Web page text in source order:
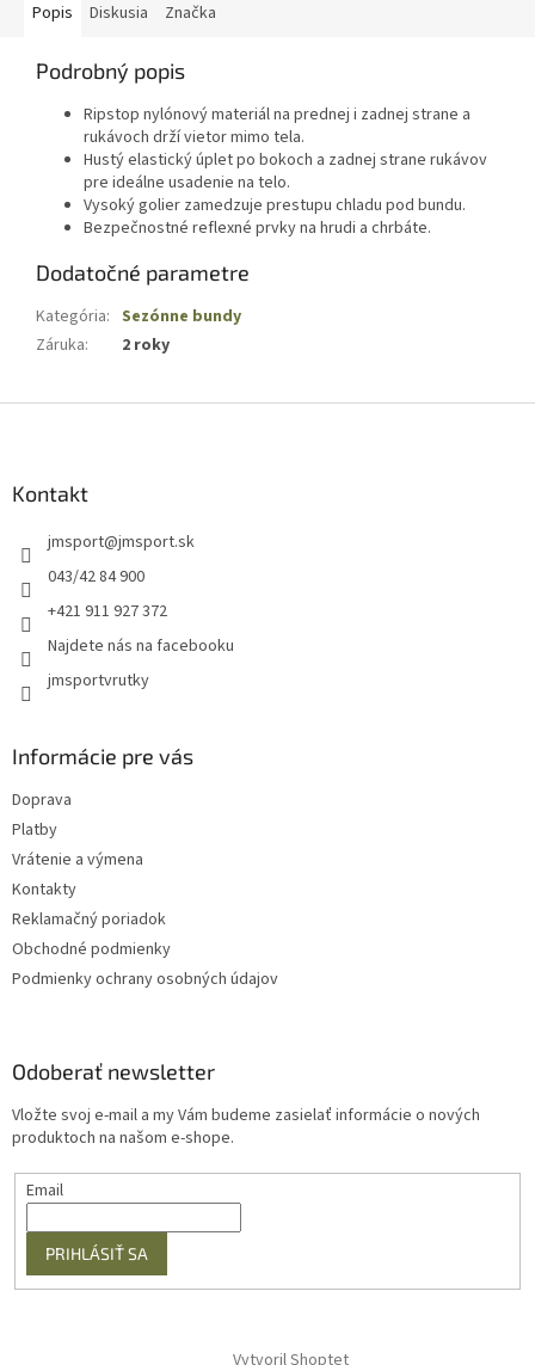
Popis Diskusia Značka
Podrobný popis
Ripstop nylónový materiál na prednej i zadnej strane a
rukávoch drží vietor mimo tela.
Hustý elastický úplet po bokoch a zadnej strane rukávov
pre ideálne usadenie na telo.
Vysoký golier zamedzuje prestupu chladu pod bundu.
Bezpečnostné reflexné prvky na hrudi a chrbáte.
Dodatočné parametre
Kategória: Sezónne bundy
Záruka: 2 roky
Kontakt
jmsport@jmsport.sk
043/42 84 900
+421 911 927 372
Najdete nás na facebooku
jmsportvrutky
Informácie pre vás
Doprava
Platby
Vrátenie a výmena
Kontakty
Reklamačný poriadok
Obchodné podmienky
Podmienky ochrany osobných údajov
Odoberať newsletter
Vložte svoj e-mail a my Vám budeme zasielať informácie o nových
produktoch na našom e-shope.
Email
PRIHLÁSIŤ SA
Vytvoril Shoptet